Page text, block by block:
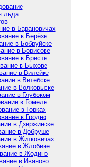
льда
в Барановичах
в Берёзе
в Бобруйске
в Борисове
в Бресте
в Быхове
в Вилейке
в Витебске
в Волковыске
в Глубоком
в Гомеле
в Горках
в Гродно
в Дзержинске
в Добруше
в Житковичах
в Жлобине
в Жодино
в Иваново